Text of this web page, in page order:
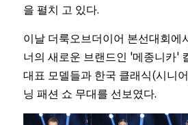
을 펼치 고 있다.
이날 더룩오브더이어 본선대회에
너의 새로운 브랜드인 '메종니카'
대표 모델들과 한국 클래식(시니
닝 패션 쇼 무대를 선보였다.